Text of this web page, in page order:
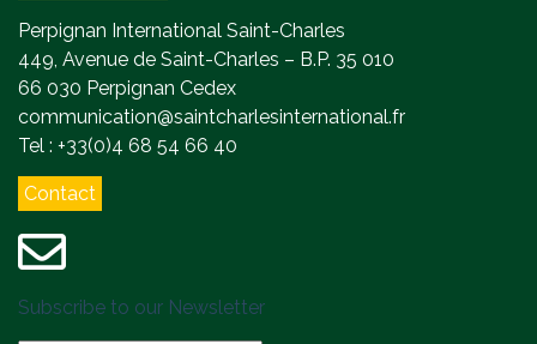
Perpignan International Saint-Charles
449, Avenue de Saint-Charles – B.P. 35 010
66 030 Perpignan Cedex
communication@saintcharlesinternational.fr
Tel : +33(0)4 68 54 66 40
Contact
Subscribe to our Newsletter